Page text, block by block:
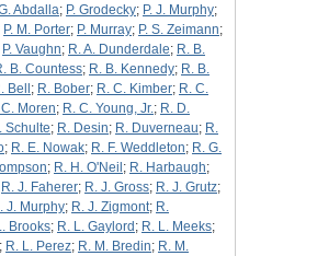
Abdalla; P. Grodecky; P. J. Murphy;
P. M. Porter; P. Murray; P. S. Zeimann;
P. Vaughn; R. A. Dunderdale; R. B.
B. Countess; R. B. Kennedy; R. B.
Bell ; R. Bober; R. C. Kimber; R. C.
C. Moren; R. C. Young, Jr.; R. D.
Schulte; R. Desin; R. Duverneau; R.
; R. E. Nowak; R. F. Weddleton; R. G.
; R. H. O'Neil ; R. Harbaugh;
R. J. Faherer; R. J. Gross; R. J. Grutz;
J. Murphy; R. J. Zigmont; R.
Brooks; R. L. Gaylord ; R. L. Meeks;
; R. L. Perez; R. M. Bredin; R. M.